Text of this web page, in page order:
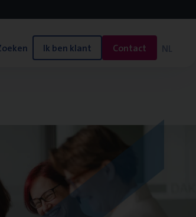
Ik ben klant Contact NL